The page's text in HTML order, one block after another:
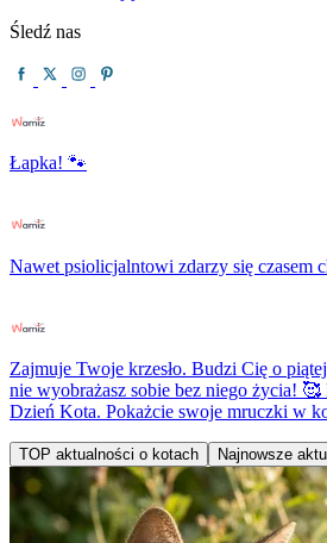
Śledź nas
Łapka! 🐾
Nawet psiolicjalntowi zdarzy się czasem
Zajmuje Twoje krzesło. Budzi Cię o
nie wyobrażasz sobie bez niego życia!
Dzień Kota. Pokażcie swoje mruczki w
TOP aktualności o kotach Najnowsze